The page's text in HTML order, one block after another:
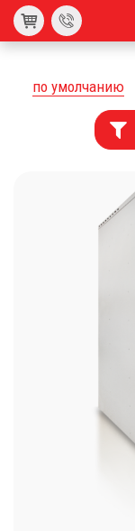
по умолчанию